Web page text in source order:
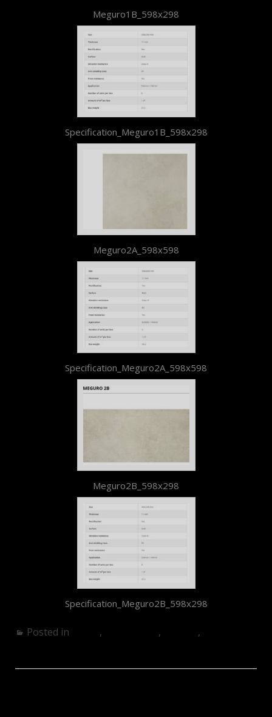
Meguro1B_598x298
Specification_Meguro1B_598x298
Meguro2A_598x598
Specification_Meguro2A_598x598
Meguro2B_598x298
Specification_Meguro2B_598x298
Posted in , , ,